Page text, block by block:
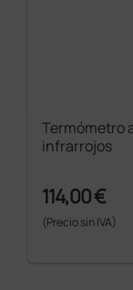
Termómetro
infrarrojos
114,00 €
(Precio sin IVA)